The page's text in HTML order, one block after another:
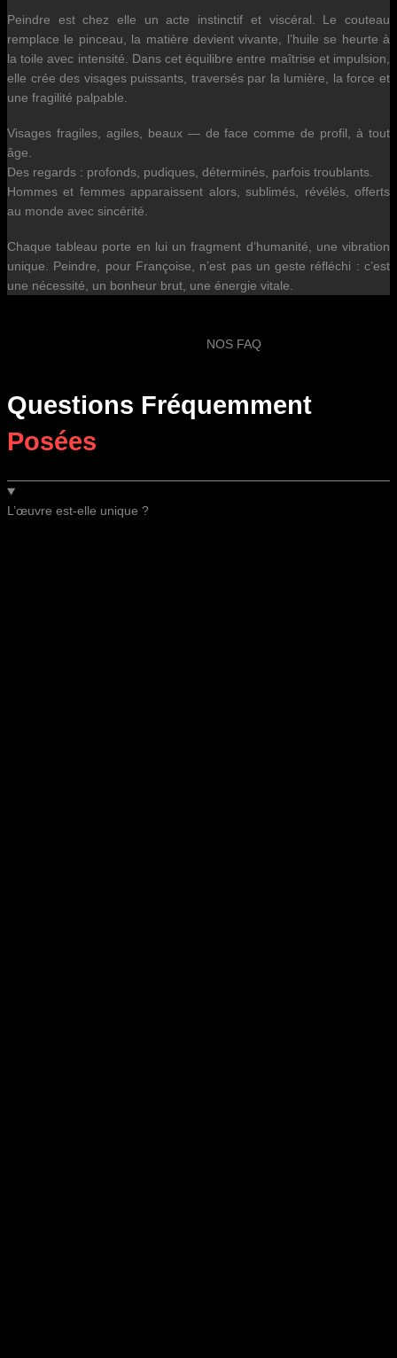
Peindre est chez elle un acte instinctif et viscéral. Le couteau
remplace le pinceau, la matière devient vivante, l’huile se heurte à
la toile avec intensité. Dans cet équilibre entre maîtrise et impulsion,
elle crée des visages puissants, traversés par la lumière, la force et
une fragilité palpable.
Visages fragiles, agiles, beaux — de face comme de profil, à tout
âge.
Des regards : profonds, pudiques, déterminés, parfois troublants.
Hommes et femmes apparaissent alors, sublimés, révélés, offerts
au monde avec sincérité.
Chaque tableau porte en lui un fragment d’humanité, une vibration
unique. Peindre, pour Françoise, n’est pas un geste réfléchi : c’est
une nécessité, un bonheur brut, une énergie vitale.
NOS FAQ
Questions Fréquemment
Posées
L’œuvre est-elle unique ?